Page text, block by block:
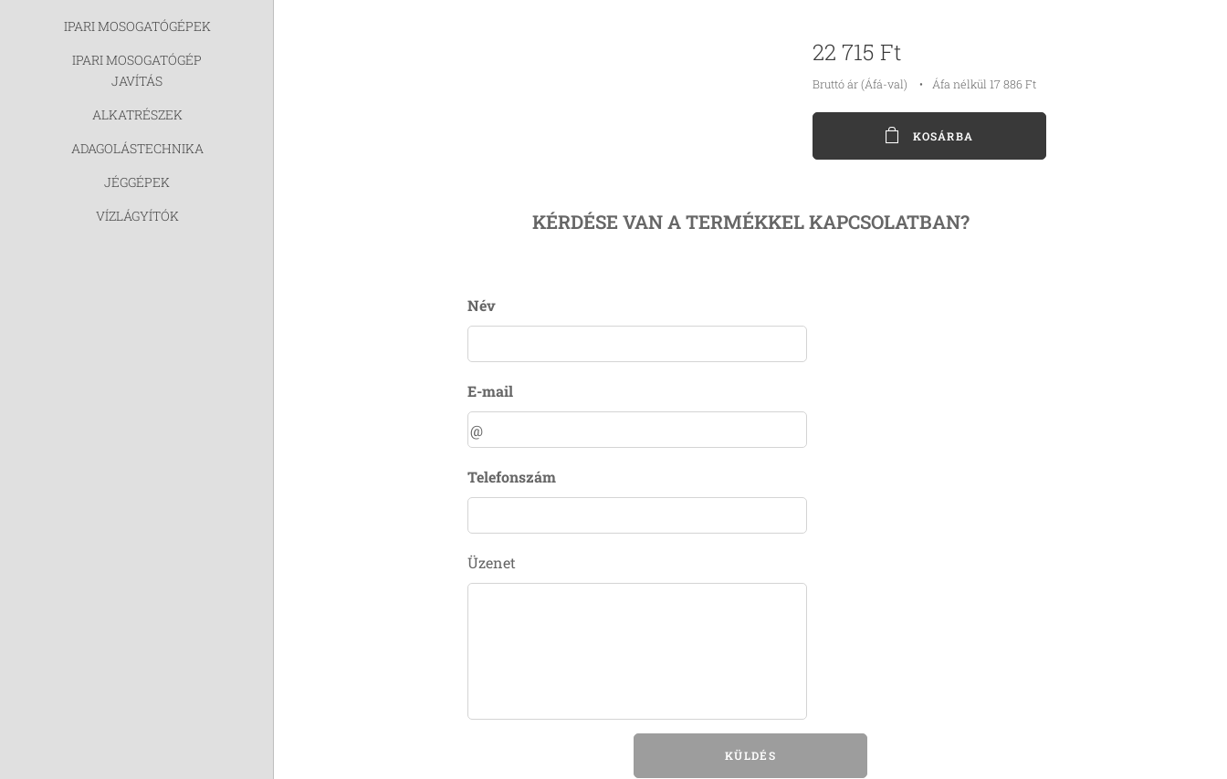
IPARI MOSOGATÓGÉPEK
IPARI MOSOGATÓGÉP
JAVÍTÁS
ALKATRÉSZEK
ADAGOLÁSTECHNIKA
JÉGGÉPEK
VÍZLÁGYÍTÓK
22 715 Ft
Bruttó ár (Áfá-val) Áfa nélkül 17 886 Ft
KOSÁRBA
KÉRDÉSE VAN A TERMÉKKEL KAPCSOLATBAN?
Név
E-mail
Telefonszám
Üzenet
KÜLDÉS